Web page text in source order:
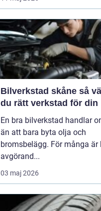
Bilverkstad skåne så väljer
du rätt verkstad för din
En bra bilverkstad handlar
än att bara byta olja och
bromsbelägg. För många är
avgörand...
03 maj 2026